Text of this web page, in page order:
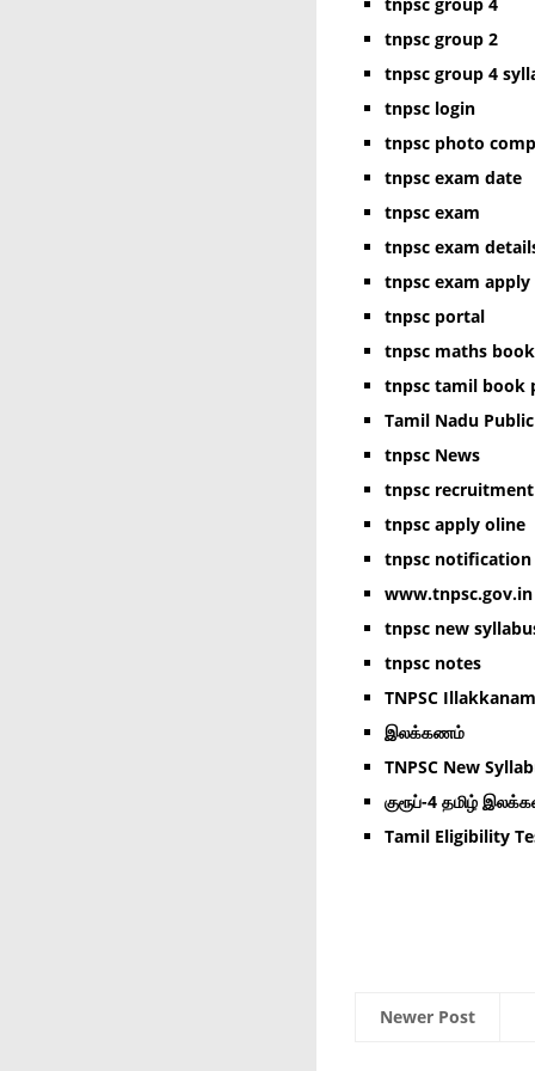
tnpsc group 2
tnpsc group 4
tnpsc login
tnpsc photo
tnpsc exam date
tnpsc exam
tnpsc exam
tnpsc exam apply
tnpsc portal
tnpsc maths
tnpsc tamil book
Tamil Nadu
tnpsc News
tnpsc recruitment
tnpsc apply oline
tnpsc notification
tnpsc new
tnpsc notes
TNPSC Illakkanam
இலக்கணம்
TNPSC New
குரூப்-4 தமிழ்
Tamil Eligibility
Newer Post